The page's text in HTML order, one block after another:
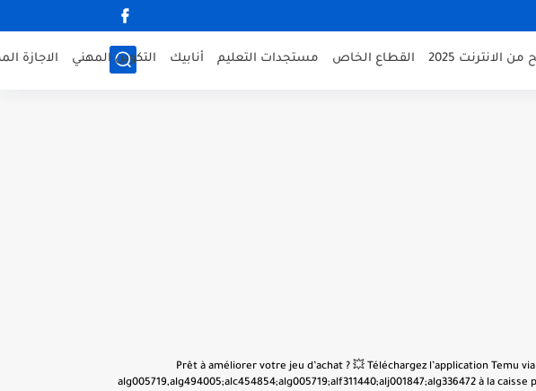
من الانترنت 2025 القطاع الخاص مستجدات التعليم أنابيك التكوين المهني الاجازة
👋 Prêt à améliorer votre jeu d’achat ? 💥 Téléchargez l’application
alg005719,alg494005;alc454854;alg005719;alf311440;alj001847;alg336472 à la